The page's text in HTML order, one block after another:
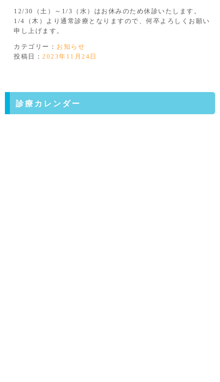
12/30（土）～1/3（水）はお休みのため休診いたします。
1/4（木）より通常診療となりますので、何卒よろしくお願い
申し上げます。
カテゴリー： お知らせ
投稿日： 2023年11月24日
診療カレンダー